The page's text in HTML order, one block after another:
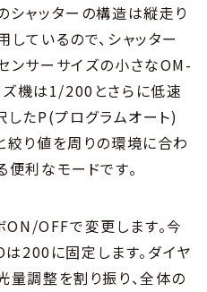
シャッターの構造は縦走り
ているので、シャッター
ンサーサイズの小さなOM-
機は1/200とさらに低速
したP(プログラムオート)
絞り値を周りの環境に合わ
利なモードです。
OFFで変更します。今
200に固定します。ダイヤ
量調整を割り振り、全体の